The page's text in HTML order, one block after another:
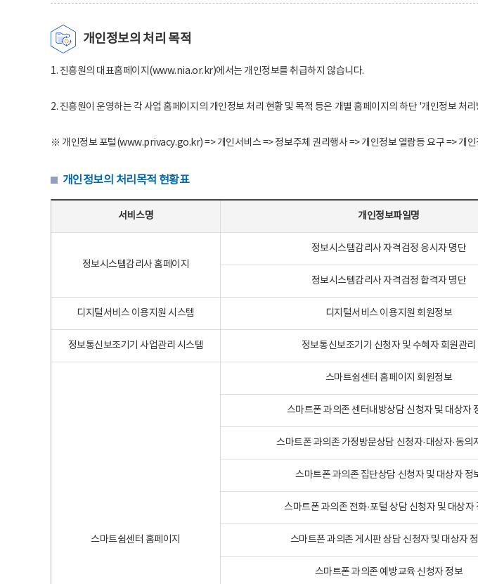
개인정보의 처리 목적
1. 진흥원의 대표홈페이지(www.nia.or.kr)에서는 개인정보를 취급하지 않습니다.
2. 진흥원이 운영하는 각 사업 홈페이지의 개인정보 처리 현황 및 목적 등은 개별 홈페이지의 하단 '개인정보 처
※ 개인정보 포털(www.privacy.go.kr) => 개인서비스 => 정보주체 권리행사 => 개인정보 열람등 요구 => 개
개인정보의 처리목적 현황표
서비스명 개인정보파일명
정보시스템감리사 홈페이지
정보시스템감리사 자격검정 응시자 명단
정보시스템감리사 자격검정 합격자 명단
디지털서비스 이용지원 시스템 디지털서비스 이용지원 회원정보
정보통신보조기기 사업관리 시스템 정보통신보조기기 신청자 및 수혜자 회원관리
스마트쉼센터 홈페이지
스마트쉼센터 홈페이지 회원정보
스마트폰 과의존 센터내방상담 신청자 및 대상자
스마트폰 과의존 가정방문상담 신청자·대상자·동의
스마트폰 과의존 집단상담 신청자 및 대상자 정
스마트폰 과의존 전화·포털 상담 신청자 및 대상자
스마트폰 과의존 게시판 상담 신청자 및 대상자
스마트폰 과의존 예방교육 신청자 정보